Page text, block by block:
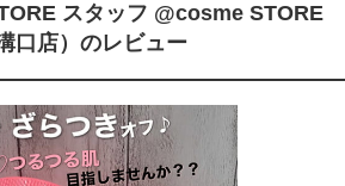
スタッフ @cosme STORE
口店）のレビュー